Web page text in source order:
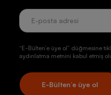
“E-Bülten’e üye ol” düğmesine
aydınlatma metnini kabul etmiş
E-Bülten’e üye ol